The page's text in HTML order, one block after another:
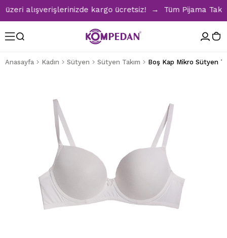
alışverişlerinizde kargo ücretsiz! → Tüm Pijama
Anasayfa Kadın Sütyen Sütyen Takım Boş Kap Mikro Sütyen